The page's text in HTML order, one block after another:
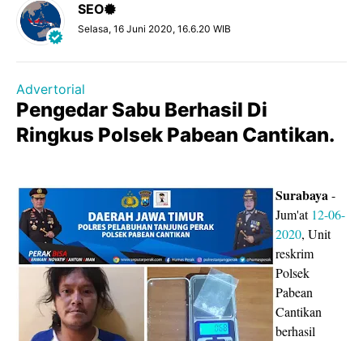
SEO
Selasa, 16 Juni 2020, 16.6.20 WIB
Advertorial
Pengedar Sabu Berhasil Di
Ringkus Polsek Pabean Cantikan.
Surabaya-
Jum'at 12-06-
2020, Unit
reskrim
Polsek
Pabean
Cantikan
berhasil